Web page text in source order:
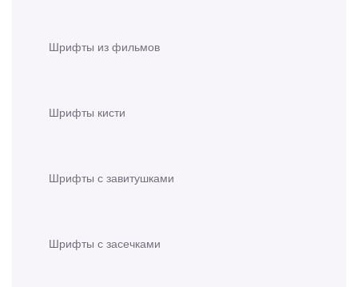
Шрифты из фильмов
Шрифты кисти
Шрифты с завитушками
Шрифты с засечками